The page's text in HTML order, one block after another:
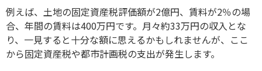
例えば、土地の固定資産税評価額が2億円、賃料が2％の場
合、年間の賃料は400万円です。月々約33万円の収入とな
り、一見すると十分な額に思えるかもしれませんが、ここ
から固定資産税や都市計画税の支出が発生します。